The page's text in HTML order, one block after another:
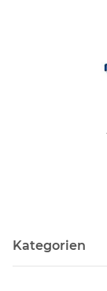
Kategorien